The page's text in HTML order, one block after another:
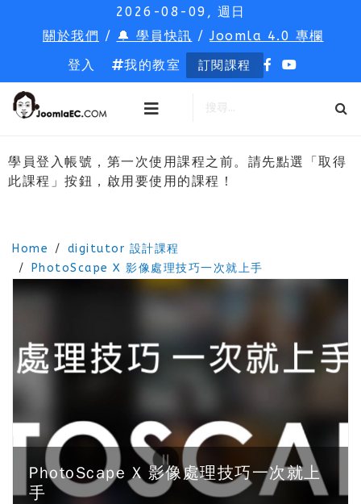
2026-08-09, 週日
關於我們 / 🔔 學員快訊 /Joomla 4.0 專欄
登入
我的教室 訂閱課程
學員登入帳號，第一次使用課程之前。請先點選「取得
此課程」按鈕，啟用要使用的課程！
Home
digitutor 設計課程
PhotoScape X 影像處理技巧一次就上手
PhotoScape X 影像處理技巧一次就上
手